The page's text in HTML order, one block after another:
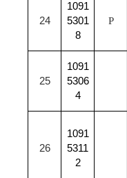
24
1091
5301
8
P
25
1091
5306
4
26
1091
5311
2